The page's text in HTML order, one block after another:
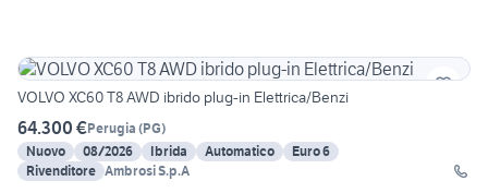
VOLVO XC60 T8 AWD ibrido plug-in Elettrica/Benzi
64.300 €Perugia (PG)
Nuovo
08/2026 Ibrida Automatico
Euro 6
Rivenditore Ambrosi S.p.A